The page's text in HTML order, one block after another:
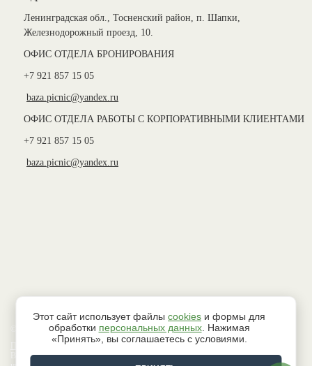
Ленинградская обл., Тосненский район, п. Шапки,
Железнодорожный проезд, 10.
ОФИС ОТДЕЛА БРОНИРОВАНИЯ
+7 921 857 15 05
baza.picnic@yandex.ru
ОФИС ОТДЕЛА РАБОТЫ С КОРПОРАТИВНЫМИ КЛИЕНТАМИ
+7 921 857 15 05
baza.picnic@yandex.ru
© 2026 База активного отдыха “Пикник”
Политика в области защиты Ваших персональных данных
Все сведения, размещенные на данном интернет-сайте, носят исключительно
Этот сайт использует файлы cookies и формы для
обработки персональных данных. Нажимая
«Принять», вы соглашаетесь с условиями.